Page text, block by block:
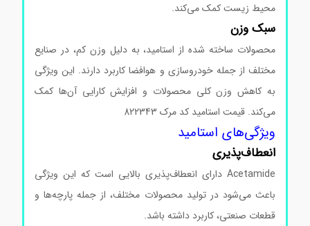
محیط زیست کمک می‌کند.
سبک وزن
محصولات ساخته شده از استامید، به دلیل وزن کم، در صنایع
مختلف از جمله خودروسازی و هوافضا کاربرد دارند. این ویژگی
به کاهش وزن کلی محصولات و افزایش کارایی آن‌ها کمک
می‌کند. قیمت استامید کد مرک 822343
ویژگی‌های استامید
انعطاف‌پذیری
Acetamide دارای انعطاف‌پذیری بالایی است که این ویژگی
باعث می‌شود در تولید محصولات مختلف، از جمله پارچه‌ها و
قطعات صنعتی، کاربرد داشته باشد.